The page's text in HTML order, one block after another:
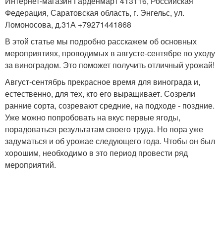
Федерация, Саратовская область, г. Энгельс, ул.
Ломоносова, д.31А +79271441868
В этой статье мы подробно расскажем об основных
мероприятиях, проводимых в августе-сентябре по уходу
за виноградом. Это поможет получить отличный урожай!
Август-сентябрь прекрасное время для винограда и,
естественно, для тех, кто его выращивает. Созрели
ранние сорта, созревают средние, на подходе - поздние.
Уже можно попробовать на вкус первые ягоды,
порадоваться результатам своего труда. Но пора уже
задуматься и об урожае следующего года. Чтобы он был
хорошим, необходимо в это период провести ряд
мероприятий.